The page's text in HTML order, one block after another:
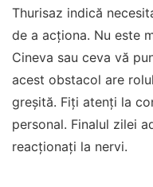
Thurisaz indică
de a acționa. Nu este
Cineva sau ceva vă
acest obstacol are
greșită. Fiți atenți la
personal. Finalul zilei
reacționați la nervi.